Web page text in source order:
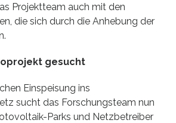
Projektteam auch mit den
die sich durch die Anhebung der
gesucht
Einspeisung ins
sucht das Forschungsteam nun
Parks und Netzbetreiber